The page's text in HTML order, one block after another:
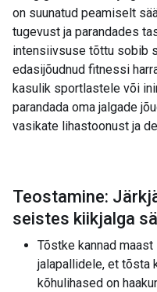
on suunatud peamiselt
tugevust ja parandades
intensiivsuse tõttu sobib
edasijõudnud fitnessi
kasulik sportlastele või
parandada oma jalgade
vasikate lihastoonust ja
Teostamine:
seistes kiikjalga
Tõstke kannad
jalapallidele, et tõsta
kõhulihased on